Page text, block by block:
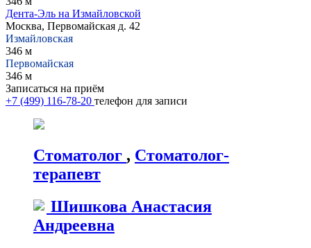
Дента-Эль на Измайловской
Москва, Первомайская д. 42
Измайловская
346 м
Первомайская
346 м
Записаться на приём
+7 (499) 116-78-20 телефон для записи
Стоматолог , Стоматолог-
терапевт
Шишкова Анастасия
Андреевна